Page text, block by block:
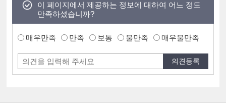
이 페이지에서 제공하는 정보에 대하여 어느 정도
만족하셨습니까?
매우만족 만족 보통 불만족 매우불만족